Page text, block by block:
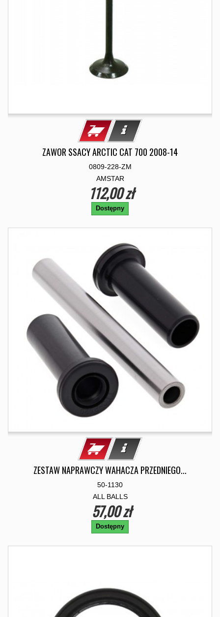
ZAWOR SSACY ARCTIC CAT 700 2008-14
0809-228-ZM
AMSTAR
112,00 zł
Dostępny
ZESTAW NAPRAWCZY WAHACZA PRZEDNIEGO...
50-1130
ALL BALLS
57,00 zł
Dostępny